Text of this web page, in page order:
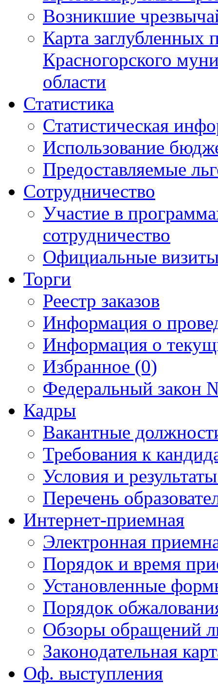
Возникшие
Карта
Красногорского
области
Статистика
Статистическая
Использование
Предоставляемые
Сотрудничество
Участие в
сотрудничество
Официальные
Торги
Реестр заказов
Информация о
Информация о
Избранное (0)
Федеральный закон
Кадры
Вакантные
Требования к
Условия и
Перечень
Интернет-приемная
Электронная
Порядок и время
Установленные
Порядок
Обзоры обращений
Законодательная
Оф. выступления